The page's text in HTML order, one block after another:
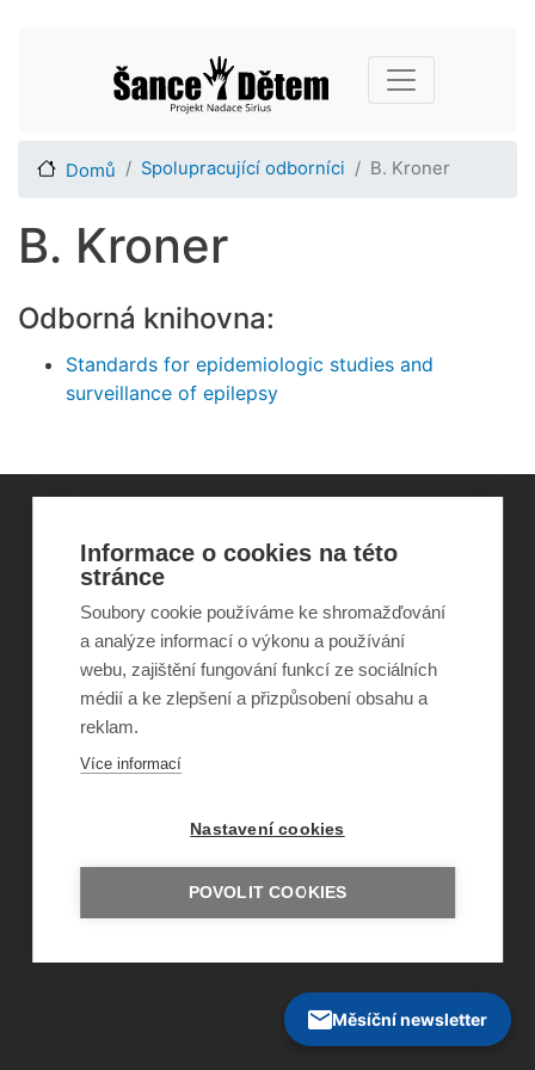
hlavnímu
obsahu
Main navigation
Domů Spolupracující odborníci B. Kroner
B. Kroner
Odborná knihovna:
Standards for epidemiologic studies and
surveillance of epilepsy
©Obecně prospěšná společnost Sirius, o.p.s.
Šance Dětem
ISSN 1805-8876
nazory@sancedetem.cz
Odběr novinek e-mailem
Informace o webu
Měsíční newsletter
Informace o cookies na této
stránce
Soubory cookie používáme ke shromažďování
a analýze informací o výkonu a používání
webu, zajištění fungování funkcí ze sociálních
médií a ke zlepšení a přizpůsobení obsahu a
reklam.
Více informací
Nastavení cookies
POVOLIT COOKIES